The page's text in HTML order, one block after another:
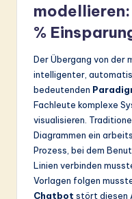
in
A
%
Der Übergang von der
intelligenter,
bedeutenden
Fachleute komplexe
visualisieren.
Diagrammen ein
Prozess, bei dem
Linien verbinden
Vorlagen folgen
Chatbot stört diesen